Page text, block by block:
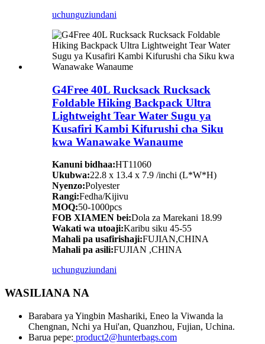
uchunguziundani
G4Free 40L Rucksack Rucksack
Foldable Hiking Backpack Ultra
Lightweight Tear Water Sugu ya
Kusafiri Kambi Kifurushi cha Siku
kwa Wanawake Wanaume
Kanuni bidhaa:HT11060
Ukubwa:22.8 x 13.4 x 7.9 /inchi (L*W*H)
Nyenzo:Polyester
Rangi:Fedha/Kijivu
MOQ:50-1000pcs
FOB XIAMEN bei:Dola za Marekani 18.99
Wakati wa utoaji:Karibu siku 45-55
Mahali pa usafirishaji:FUJIAN,CHINA
Mahali pa asili:FUJIAN ,CHINA
uchunguziundani
WASILIANA NA
Barabara ya Yingbin Mashariki, Eneo la Viwanda la
Chengnan, Nchi ya Hui'an, Quanzhou, Fujian, Uchina.
Barua pepe: product2@hunterbags.com